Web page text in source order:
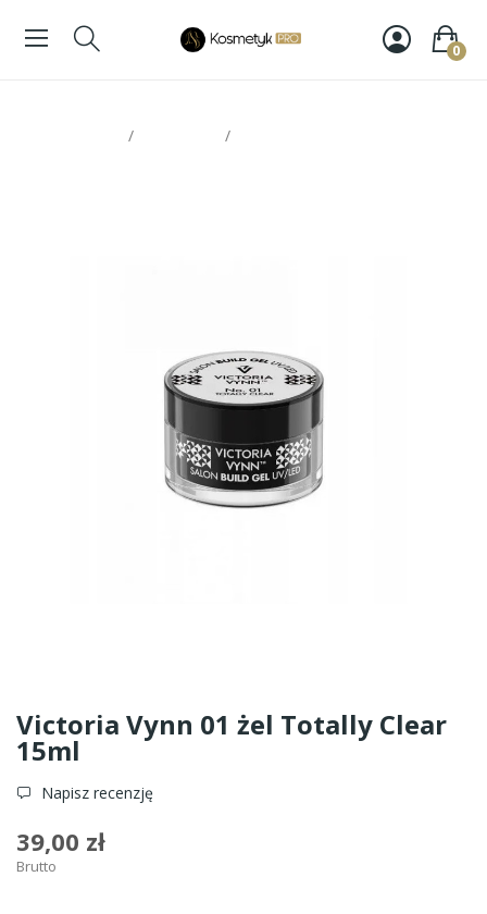
0
Victoria Vynn 01 żel Totally Clear
15ml
Napisz recenzję
39,00 zł
Brutto